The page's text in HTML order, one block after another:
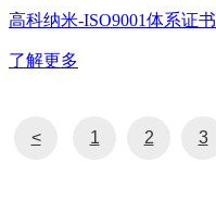
高科纳米-ISO9001体系证书
了解更多
< 1 2 3